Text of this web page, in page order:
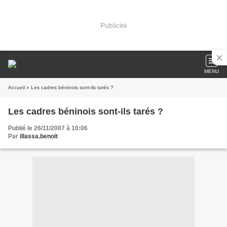
Publicité
MENU
Accueil » Les cadres béninois sont-ils tarés ?
Les cadres béninois sont-ils tarés ?
Publié le 26/11/2007 à 10:06
Par illassa.benoit